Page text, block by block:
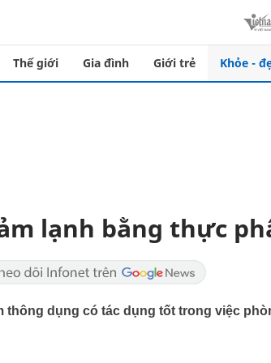
Thế giới Gia đình Giới trẻ Khỏe -
lạnh bằng thực
dụng có tác dụng tốt trong việc